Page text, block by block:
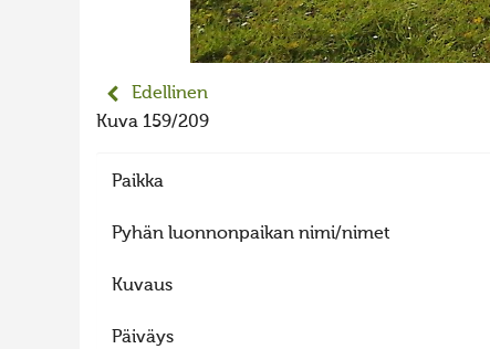
Edellinen
Kuva 159/209
Paikka
Pyhän luonnonpaikan nimi/nimet
Kuvaus
Päiväys